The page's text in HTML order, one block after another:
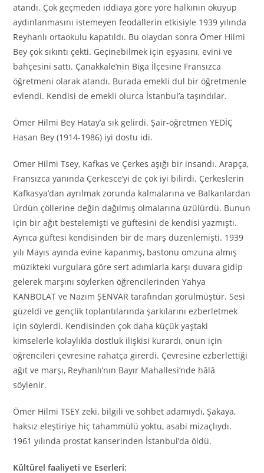
atandı. Çok geçmeden iddiaya göre yöre halkının okuyup
aydınlanmasını istemeyen feodallerin etkisiyle 1939 yılında
Reyhanlı ortaokulu kapatıldı. Bu olaydan sonra Ömer Hilmi
Bey çok sıkıntı çekti. Geçinebilmek için eşyasını, evini ve
bahçesini sattı. Çanakkale’nin Biga İlçesine Fransızca
öğretmeni olarak atandı. Burada emekli dul bir öğretmenle
evlendi. Kendisi de emekli olurca İstanbul’a taşındılar.
Ömer Hilmi Bey Hatay’a sık gelirdi. Şair-öğretmen YEDİÇ
Hasan Bey (1914-1986) iyi dostu idi.
Ömer Hilmi Tsey, Kafkas ve Çerkes aşığı bir insandı. Arapça,
Fransızca yanında Çerkesce’yi de çok iyi bilirdi. Çerkeslerin
Kafkasya’dan ayrılmak zorunda kalmalarına ve Balkanlardan
Ürdün çöllerine değin dağılmış olmalarına üzülürdü. Bunun
için bir ağıt bestelemişti ve güftesini de kendisi yazmıştı.
Ayrıca güftesi kendisinden bir de marş düzenlemişti. 1939
yılı Mayıs ayında evine kapanmış, bastonu omzuna almış
müzikteki vurgulara göre sert adımlarla karşı duvara gidip
gelerek marşını söylerken öğrencilerinden Yahya
KANBOLAT ve Nazım ŞENVAR tarafından görülmüştür. Sesi
güzeldi ve gençlik toplantılarında şarkılarını ezberletmek
için söylerdi. Kendisinden çok daha küçük yaştaki
kimselerle kolaylıkla dostluk ilişkisi kurardı, onun için
öğrencileri çevresine rahatça girerdi. Çevresine ezberlettiği
ağıt ve marşı, Reyhanlı’nın Bayır Mahallesi’nde hâlâ
söylenir.
Ömer Hilmi TSEY zeki, bilgili ve sohbet adamıydı, Şakaya,
haksız eleştiriye hiç tahammülü yoktu, asabi mizaçlıydı.
1961 yılında prostat kanserinden İstanbul’da öldü.
Kültürel faaliyeti ve Eserleri: